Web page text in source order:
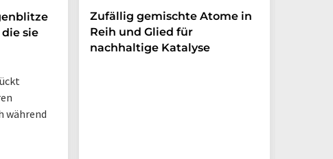
sie
während
Zufällig gemischte Atome in
Reih und Glied für
nachhaltige Katalyse